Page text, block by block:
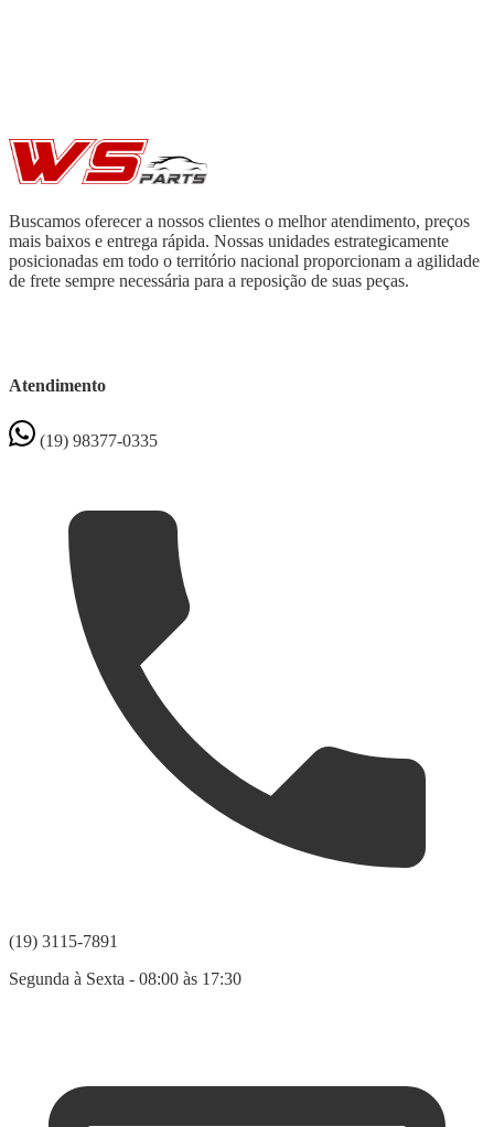
Buscamos oferecer a nossos clientes o melhor atendimento, preços
mais baixos e entrega rápida. Nossas unidades estrategicamente
posicionadas em todo o território nacional proporcionam a agilidade
de frete sempre necessária para a reposição de suas peças.
Atendimento
(19) 98377-0335
(19) 3115-7891
Segunda à Sexta - 08:00 às 17:30